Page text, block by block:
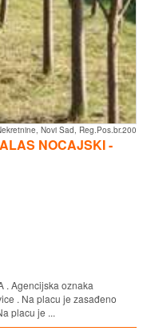
Novi Sad, Reg.Pos.br.200
NOCAJSKI -
. Agencijska oznaka
. Na placu je zasađeno
placu je ...